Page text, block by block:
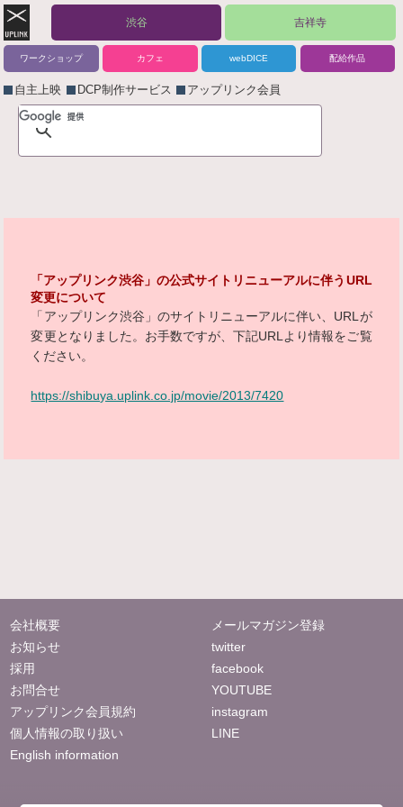
渋谷 吉祥寺
ワークショップ カフェ webDICE 配給作品
自主上映 DCP制作サービス アップリンク会員
「アップリンク渋谷」の公式サイトリニューアルに伴うURL
変更について
「アップリンク渋谷」のサイトリニューアルに伴い、URLが
変更となりました。お手数ですが、下記URLより情報をご覧
ください。
https://shibuya.uplink.co.jp/movie/2013/7420
会社概要
お知らせ
採用
お問合せ
アップリンク会員規約
個人情報の取り扱い
English information
メールマガジン登録
twitter
facebook
YOUTUBE
instagram
LINE